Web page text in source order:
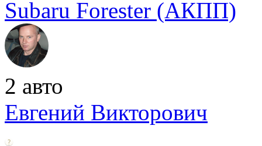
Subaru Forester (АКПП)
2 авто
Евгений Викторович